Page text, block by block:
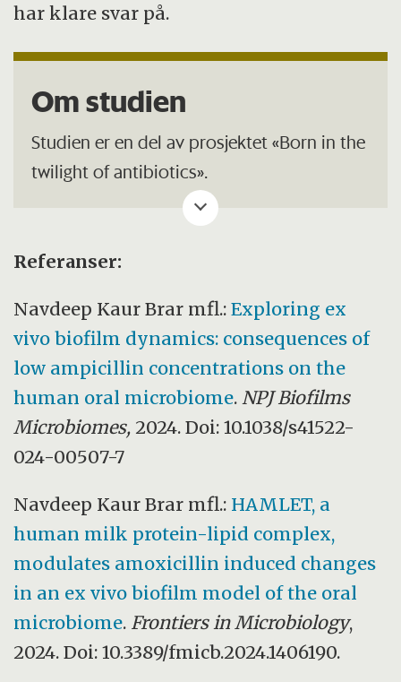
har klare svar på.
Om studien
Studien er en del av prosjektet «Born in the
twilight of antibiotics».
Forskningsprosjektet har flere
samarbeidspartnere og er finansiert av
blant annet Olav Thon Stiftelsen.
Referanser:
Navdeep Kaur Brar mfl.:Exploring ex
vivo biofilm dynamics: consequences of
low ampicillin concentrations on the
human oral microbiome.NPJ Biofilms
Microbiomes, 2024. Doi: 10.1038/s41522-
024-00507-7
Navdeep Kaur Brar mfl.: HAMLET, a
human milk protein-lipid complex,
modulates amoxicillin induced changes
in an ex vivo biofilm model of the oral
microbiome. Frontiers in Microbiology,
2024. Doi: 10.3389/fmicb.2024.1406190.